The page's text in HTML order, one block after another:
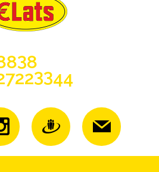
38
3344